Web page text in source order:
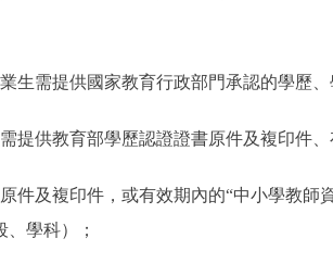
需提供國家教育行政部門承認的學歷
供教育部學歷認證證書原件及複印件、
及複印件，或有效期內的“中小學教師
、學科）；